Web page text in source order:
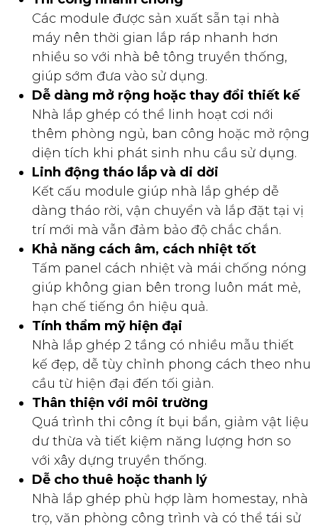
Các module được sản xuất sẵn tại nhà
máy nên thời gian lắp ráp nhanh hơn
nhiều so với nhà bê tông truyền thống,
giúp sớm đưa vào sử dụng.
Dễ dàng mở rộng hoặc thay đổi thiết kế
Nhà lắp ghép có thể linh hoạt cơi nới
thêm phòng ngủ, ban công hoặc mở rộng
diện tích khi phát sinh nhu cầu sử dụng.
Linh động tháo lắp và di dời
Kết cấu module giúp nhà lắp ghép dễ
dàng tháo rời, vận chuyển và lắp đặt tại vị
trí mới mà vẫn đảm bảo độ chắc chắn.
Khả năng cách âm, cách nhiệt tốt
Tấm panel cách nhiệt và mái chống nóng
giúp không gian bên trong luôn mát mẻ,
hạn chế tiếng ồn hiệu quả.
Tính thẩm mỹ hiện đại
Nhà lắp ghép 2 tầng có nhiều mẫu thiết
kế đẹp, dễ tùy chỉnh phong cách theo nhu
cầu từ hiện đại đến tối giản.
Thân thiện với môi trường
Quá trình thi công ít bụi bẩn, giảm vật liệu
dư thừa và tiết kiệm năng lượng hơn so
với xây dựng truyền thống.
Dễ cho thuê hoặc thanh lý
Nhà lắp ghép phù hợp làm homestay, nhà
trọ, văn phòng công trình và có thể tái sử